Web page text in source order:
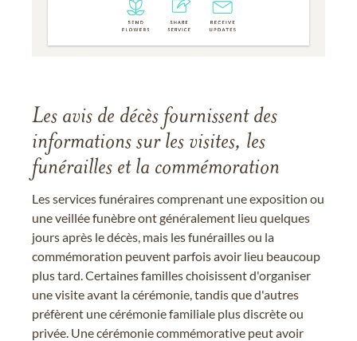
Les avis de décès fournissent des
informations sur les visites, les
funérailles et la commémoration
Les services funéraires comprenant une exposition ou
une veillée funèbre ont généralement lieu quelques
jours après le décès, mais les funérailles ou la
commémoration peuvent parfois avoir lieu beaucoup
plus tard. Certaines familles choisissent d'organiser
une visite avant la cérémonie, tandis que d'autres
préfèrent une cérémonie familiale plus discrète ou
privée. Une cérémonie commémorative peut avoir